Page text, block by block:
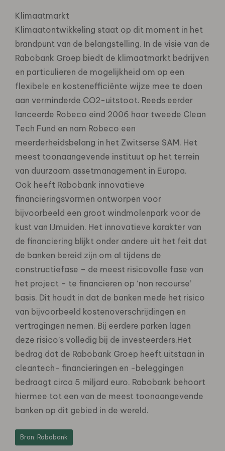
Klimaatmarkt
Klimaatontwikkeling staat op dit moment in het
brandpunt van de belangstelling. In de visie van de
Rabobank Groep biedt de klimaatmarkt bedrijven
en particulieren de mogelijkheid om op een
flexibele en kostenefficiënte wijze mee te doen
aan verminderde CO2-uitstoot. Reeds eerder
lanceerde Robeco eind 2006 haar tweede Clean
Tech Fund en nam Robeco een
meerderheidsbelang in het Zwitserse SAM. Het
meest toonaangevende instituut op het terrein
van duurzaam assetmanagement in Europa.
Ook heeft Rabobank innovatieve
financieringsvormen ontworpen voor
bijvoorbeeld een groot windmolenpark voor de
kust van IJmuiden. Het innovatieve karakter van
de financiering blijkt onder andere uit het feit dat
de banken bereid zijn om al tijdens de
constructiefase – de meest risicovolle fase van
het project – te financieren op ‘non recourse’
basis. Dit houdt in dat de banken mede het risico
van bijvoorbeeld kostenoverschrijdingen en
vertragingen nemen. Bij eerdere parken lagen
deze risico’s volledig bij de investeerders.Het
bedrag dat de Rabobank Groep heeft uitstaan in
cleantech- financieringen en -beleggingen
bedraagt circa 5 miljard euro. Rabobank behoort
hiermee tot een van de meest toonaangevende
banken op dit gebied in de wereld.
Bron: Rabobank